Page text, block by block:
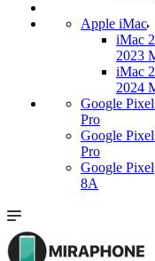
Apple iMac
iMac
2023
iMac
2024
Google
Pro
Google
Pro
Google Pixel
8A